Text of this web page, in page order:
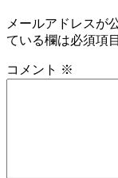
メールアドレスが
ている欄は必須項
コメント ※